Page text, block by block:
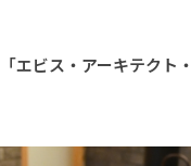
「エビス・アーキテクト・